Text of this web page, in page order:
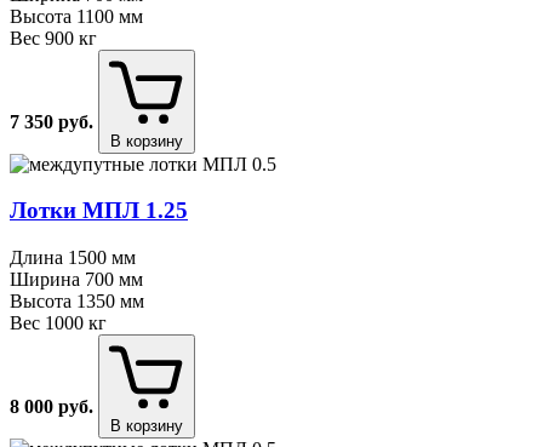
Высота 1100 мм
Вес 900 кг
7 350 руб.
В корзину
Лотки МПЛ 1.25
Длина 1500 мм
Ширина 700 мм
Высота 1350 мм
Вес 1000 кг
8 000 руб.
В корзину